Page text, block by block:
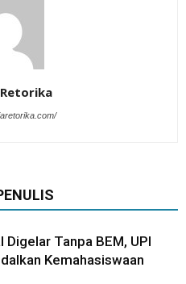
Digelar Tanpa BEM, UPI
Kemahasiswaan